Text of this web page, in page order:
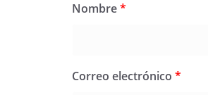
Nombre*
Correo electrónico *